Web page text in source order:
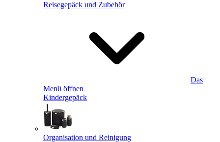
Reisegepäck und Zubehör
Das
Menü öffnen
Kindergepäck
Organisation und Reinigung